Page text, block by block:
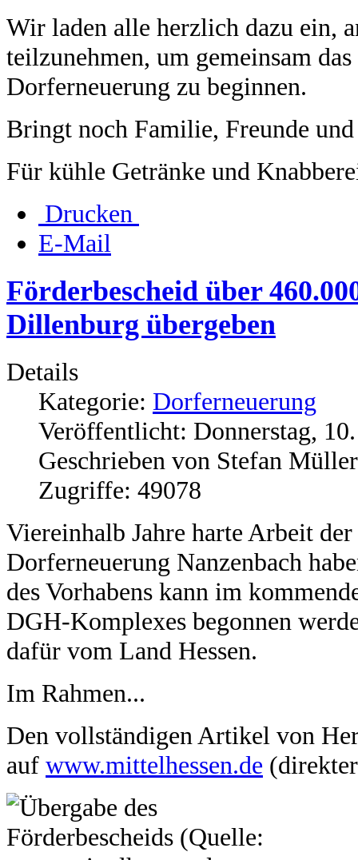
Wir laden alle herzlich dazu ein,
teilzunehmen, um gemeinsam
Dorferneuerung zu beginnen.
Bringt noch Familie, Freunde
Für kühle Getränke und
Drucken
E-Mail
Förderbescheid über
Dillenburg übergeben
Details
Kategorie: Dorferneuerung
Veröffentlicht: Donnerstag,
Geschrieben von Stefan Müller
Zugriffe: 49078
Viereinhalb Jahre harte Arbeit
Dorferneuerung Nanzenbach
des Vorhabens kann im
DGH-Komplexes begonnen
dafür vom Land Hessen.
Im Rahmen...
Den vollständigen Artikel von
auf www.mittelhessen.de